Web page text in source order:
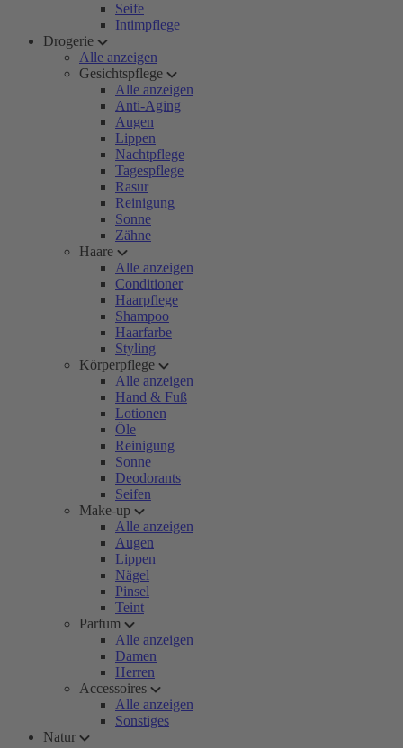
Seife
Intimpflege
Drogerie
Alle anzeigen
Gesichtspflege
Alle anzeigen
Anti-Aging
Augen
Lippen
Nachtpflege
Tagespflege
Rasur
Reinigung
Sonne
Zähne
Haare
Alle anzeigen
Conditioner
Haarpflege
Shampoo
Haarfarbe
Styling
Körperpflege
Alle anzeigen
Hand & Fuß
Lotionen
Öle
Reinigung
Sonne
Deodorants
Seifen
Make-up
Alle anzeigen
Augen
Lippen
Nägel
Pinsel
Teint
Parfum
Alle anzeigen
Damen
Herren
Accessoires
Alle anzeigen
Sonstiges
Natur